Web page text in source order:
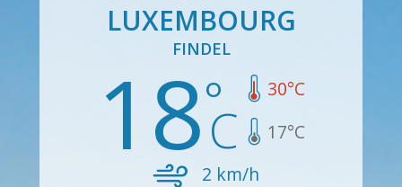
LUXEMBOURG
FINDEL
18 30°C
17°C
2 km/h